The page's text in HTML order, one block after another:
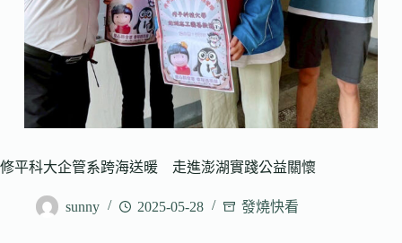
修平科大企管系跨海送暖 走進澎湖實踐公益關懷
sunny 2025-05-28 發燒快看